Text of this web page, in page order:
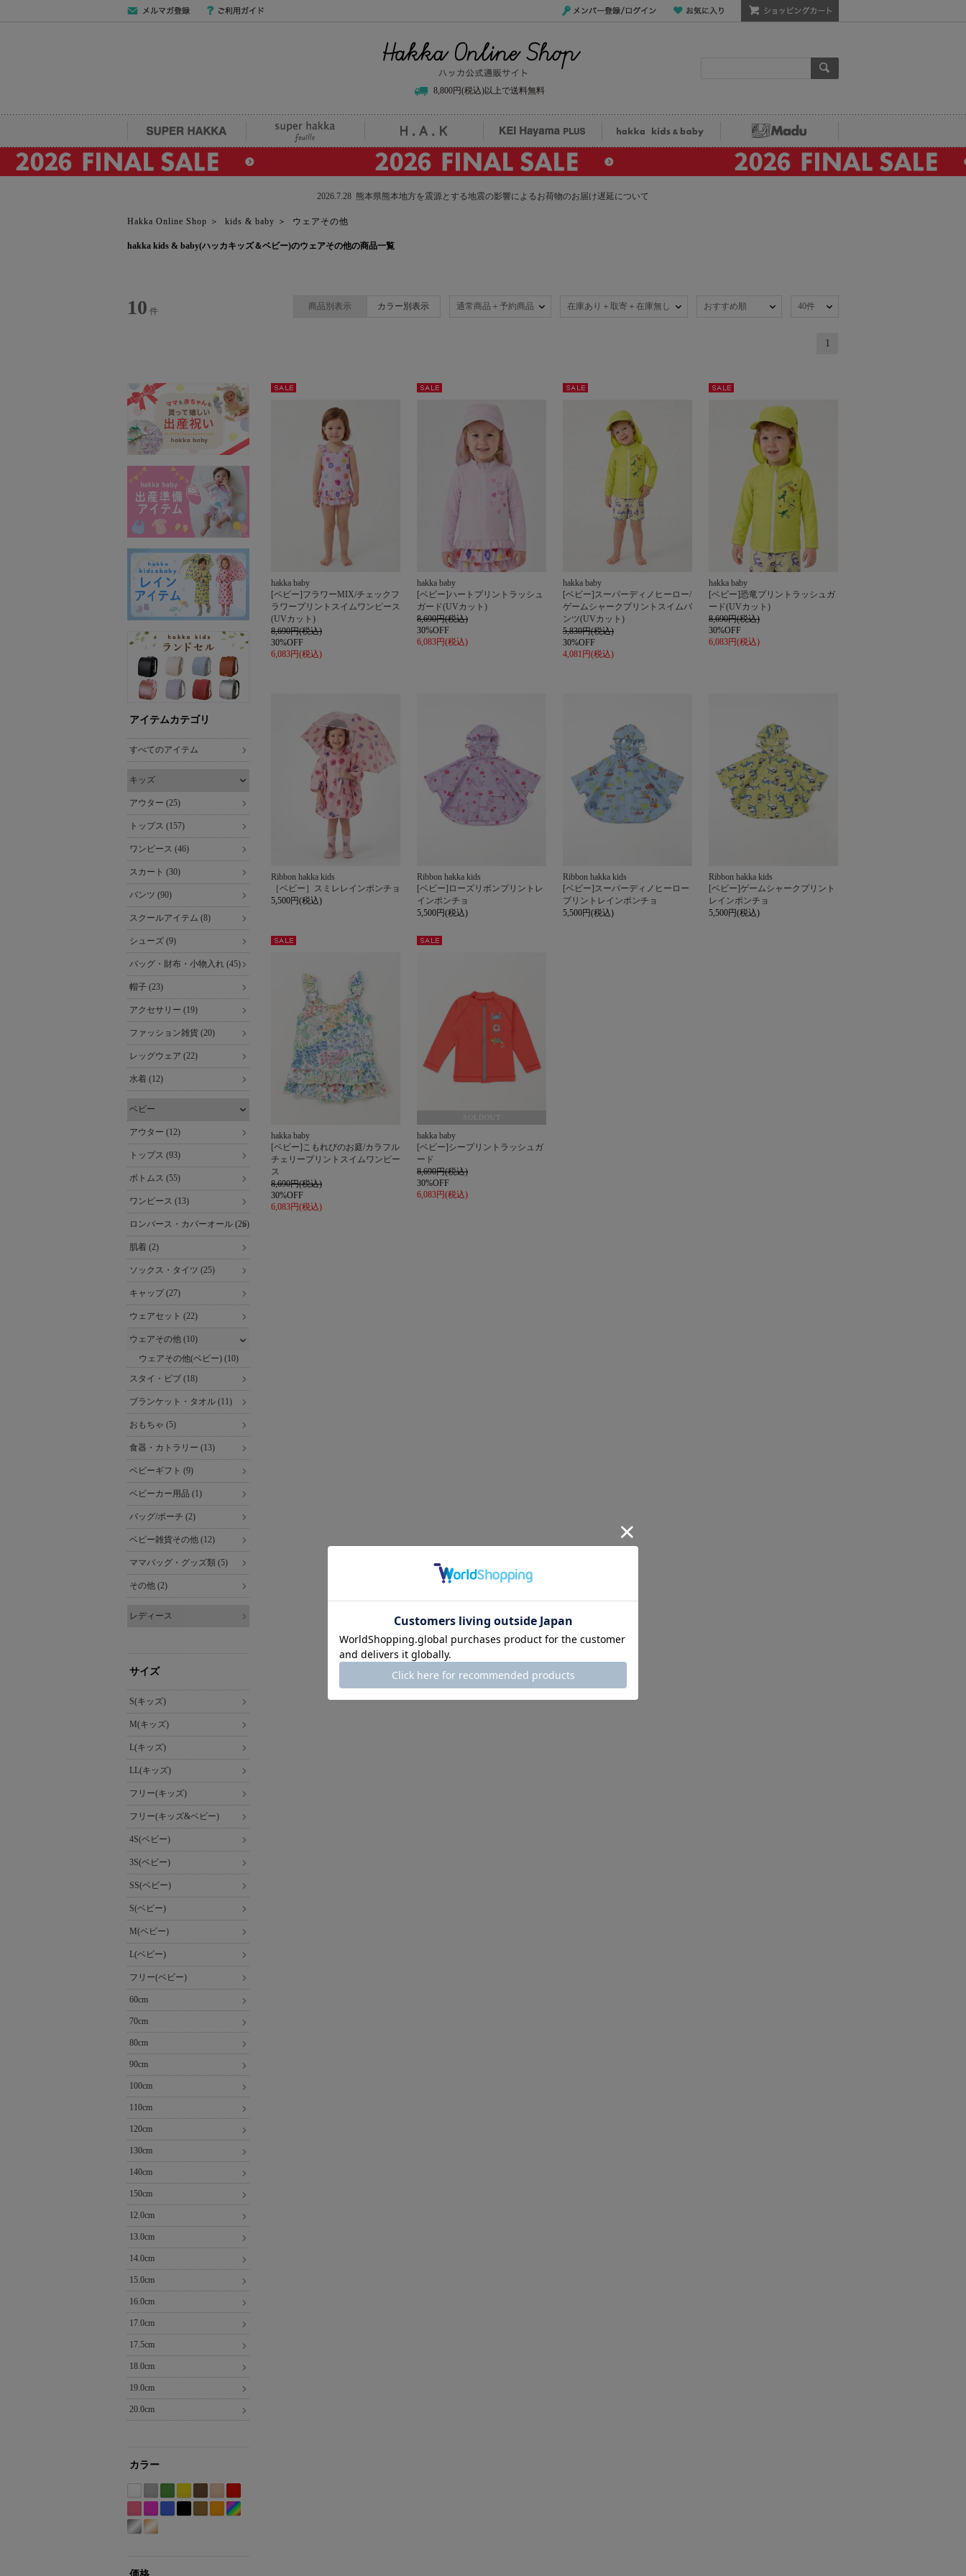
8,800円(税込)以上で送料無料
SUPER HAKKA H.A.K KEI Hayama PLUS Madu
2026.7.28 熊本県熊本地方を震源とする地震の影響によるお荷物のお届け遅延について
Hakka Online Shop ＞ kids & baby ＞ ウェアその他
hakka kids & baby(ハッカキッズ＆ベビー)のウェアその他の商品一覧
10 件 商品別表示 カラー別表示 通常商品＋予約商品 在庫あり＋取寄＋在庫無し おすすめ順 40件
1
アイテムカテゴリ
すべてのアイテム
キッズ
アウター (25)
トップス (157)
ワンピース (46)
スカート (30)
パンツ (90)
スクールアイテム (8)
シューズ (9)
バッグ・財布・小物入れ (45)
帽子 (23)
アクセサリー (19)
ファッション雑貨 (20)
レッグウェア (22)
水着 (12)
ベビー
アウター (12)
トップス (93)
ボトムス (55)
ワンピース (13)
ロンパース・カバーオール (26)
肌着 (2)
ソックス・タイツ (25)
キャップ (27)
ウェアセット (22)
ウェアその他 (10)
ウェアその他(ベビー) (10)
スタイ・ビブ (18)
ブランケット・タオル (11)
おもちゃ (5)
食器・カトラリー (13)
ベビーギフト (9)
ベビーカー用品 (1)
バッグ/ポーチ (2)
ベビー雑貨その他 (12)
ママバッグ・グッズ類 (5)
その他 (2)
レディース
サイズ
S(キッズ)
M(キッズ)
L(キッズ)
LL(キッズ)
フリー(キッズ)
フリー(キッズ&ベビー)
4S(ベビー)
3S(ベビー)
SS(ベビー)
S(ベビー)
M(ベビー)
L(ベビー)
フリー(ベビー)
60cm
70cm
80cm
90cm
100cm
110cm
120cm
130cm
140cm
150cm
12.0cm
13.0cm
14.0cm
15.0cm
16.0cm
17.0cm
17.5cm
18.0cm
19.0cm
20.0cm
カラー
ホ
ワ
イ
グ
レ
ー
グ
リ
イ
エ
ブ
ラ
ベ
ー
レ
ッ
ピ
ン
パ
ー
系
hakka baby
[ベビー]フラワーMIX/チェックフ
ラワープリントスイムワンピース
(UVカット)
8,690円(税込)
30%OFF
6,083円(税込)
hakka baby
[ベビー]ハートプリントラッシュ
ガード(UVカット)
8,690円(税込)
30%OFF
6,083円(税込)
hakka baby
[ベビー]スーパーディノヒーロー/
ゲームシャークプリントスイムパ
ンツ(UVカット)
5,830円(税込)
30%OFF
4,081円(税込)
hakka baby
[ベビー]恐竜プリントラッシュガ
ード(UVカット)
8,690円(税込)
30%OFF
6,083円(税込)
Ribbon hakka kids
［ベビー］スミレレインポンチョ
5,500円(税込)
Ribbon hakka kids
[ベビー]ローズリボンプリントレ
インポンチョ
5,500円(税込)
Ribbon hakka kids
[ベビー]スーパーディノヒーロー
プリントレインポンチョ
5,500円(税込)
Ribbon hakka kids
[ベビー]ゲームシャークプリント
レインポンチョ
5,500円(税込)
hakka baby
[ベビー]こもれびのお庭/カラフル
チェリープリントスイムワンピー
ス
8,690円(税込)
30%OFF
6,083円(税込)
SOLDOUT
hakka baby
[ベビー]シープリントラッシュガ
ード
8,690円(税込)
30%OFF
6,083円(税込)